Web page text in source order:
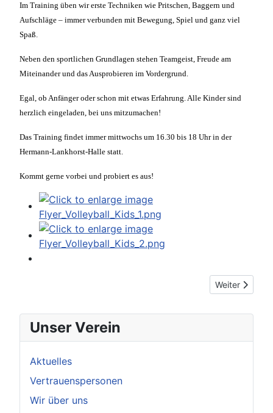
Unser Verein
Aktuelles
Vertrauenspersonen
Wir über uns
Im Training üben wir erste Techniken wie Pritschen, Baggern und
Aufschläge – immer verbunden mit Bewegung, Spiel und ganz viel
Spaß.
Neben den sportlichen Grundlagen stehen Teamgeist, Freude am
Miteinander und das Ausprobieren im Vordergrund.
Egal, ob Anfänger oder schon mit etwas Erfahrung. Alle Kinder sind
herzlich eingeladen, bei uns mitzumachen!
Das Training findet immer mittwochs um 16.30 bis 18 Uhr in der
Hermann-Lankhorst-Halle statt.
Kommt gerne vorbei und probiert es aus!
Nächster
Weiter